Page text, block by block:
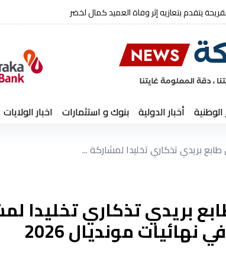
رئيس الجمهورية يعزي في وفاة العميد كمال لخضر
الوطنية أخبار الدولية بنوك و استثمارات اخبار الولايات
بريدي تذكاري تخليدا لمشاركة ...
بريدي تذكاري تخليدا
نهائيات مونديال 2026